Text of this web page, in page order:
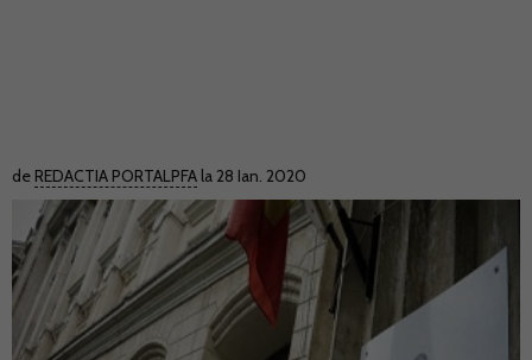
de REDACTIA PORTALPFA la 28 Ian. 2020